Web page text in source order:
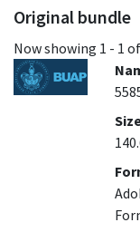
Original bundle
Now showing 1 - 1